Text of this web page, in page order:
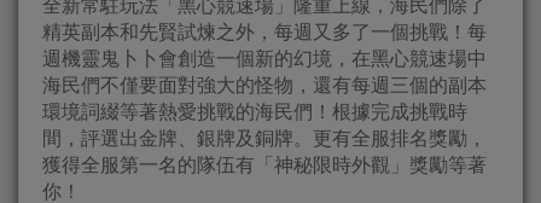
全新常駐玩法「黑心競速場」隆重上線，海民們除了
精英副本和先賢試煉之外，每週又多了一個挑戰！每
週機靈鬼卜卜會創造一個新的幻境，在黑心競速場中
海民們不僅要面對強大的怪物，還有每週三個的副本
環境詞綴等著熱愛挑戰的海民們！根據完成挑戰時
間，評選出金牌、銀牌及銅牌。更有全服排名獎勵，
獲得全服第一名的隊伍有「神秘限時外觀」獎勵等著
你！